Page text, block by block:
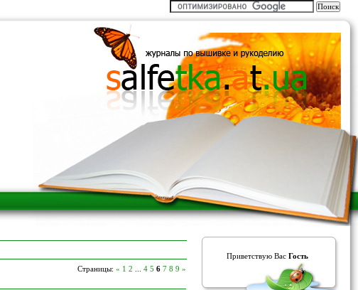
Страницы: « 1 2 4 5 6 7 8 9 »
Приветствую Вас Гость